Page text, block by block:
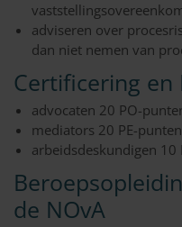
adviseren over
dan niet nemen van
Certificering en
advocaten 20 PO-
mediators 20 PE-
arbeidsdeskundigen 10
de NOvA